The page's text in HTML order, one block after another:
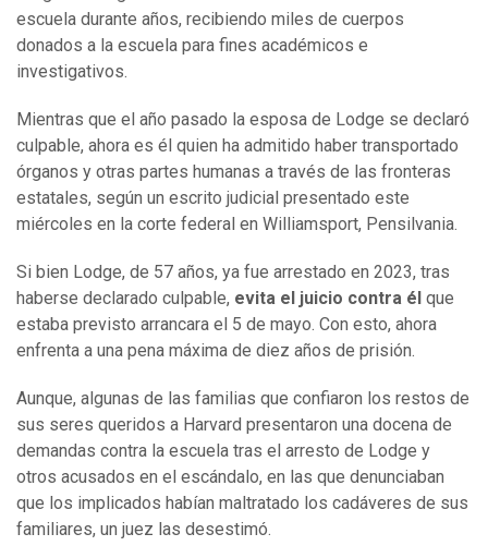
escuela durante años, recibiendo miles de cuerpos
donados a la escuela para fines académicos e
investigativos.
Mientras que el año pasado la esposa de Lodge se declaró
culpable, ahora es él quien ha admitido haber transportado
órganos y otras partes humanas a través de las fronteras
estatales, según un escrito judicial presentado este
miércoles en la corte federal en Williamsport, Pensilvania.
Si bien Lodge, de 57 años, ya fue arrestado en 2023, tras
haberse declarado culpable, evita el juicio contra él que
estaba previsto arrancara el 5 de mayo. Con esto, ahora
enfrenta a una pena máxima de diez años de prisión.
Aunque, algunas de las familias que confiaron los restos de
sus seres queridos a Harvard presentaron una docena de
demandas contra la escuela tras el arresto de Lodge y
otros acusados en el escándalo, en las que denunciaban
que los implicados habían maltratado los cadáveres de sus
familiares, un juez las desestimó.